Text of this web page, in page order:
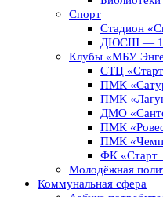
Спорт
Стадион
ДЮСШ — 1
Клубы «МБУ
СТЦ
ПМК
ПМК
ДМО
ПМК
ПМК
ФК «Старт
Молодёжная
Коммунальная сфера